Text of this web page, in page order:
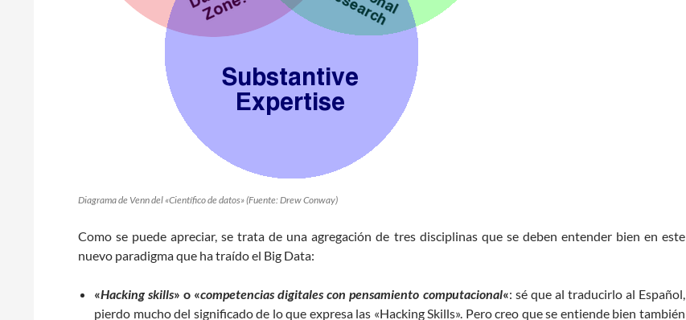
Diagrama de Venn del «Científico de datos» (Fuente: Drew Conway)
Como se puede apreciar, se trata de una agregación de tres disciplinas que se deben entender bien en este
nuevo paradigma que ha traído el Big Data:
«Hacking skills» o «competencias digitales con pensamiento computacional«: sé que al traducirlo al Español,
pierdo mucho del significado de lo que expresa las «Hacking Skills». Pero creo que se entiende bien también